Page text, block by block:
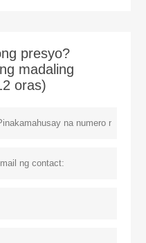
presyo?
madaling
oras)